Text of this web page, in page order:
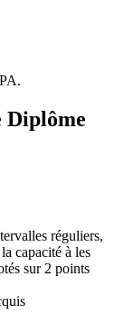
Diplôme
réguliers,
capacité à les
sur 2 points